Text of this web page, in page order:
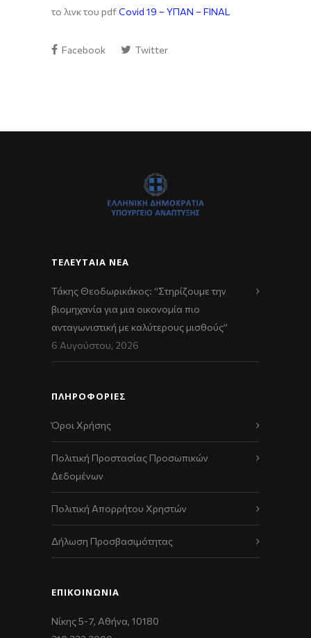
το λινκ του pdfCovid 19 – ΥΠΑΝ – FINAL
Facebook Twitter
ΤΕΛΕΥΤΑΊΑ ΝΈΑ
Τάκης Θεοδωρικάκος: “Στηρίζουμε την
βιομηχανία για μια οικονομία πιο
ανταγωνιστική με καλύτερους μισθούς”
6 Αυγούστου, 2026
ΠΛΗΡΟΦΟΡΙΕΣ
Όροι Χρήσης
Πολιτική Προστασίας Προσωπικών
Δεδομένων
Πολιτική Απορρήτου Χρηστών
Δήλωση Προσβασιμότητας
ΕΠΙΚΟΙΝΩΝΊΑ
Νίκης 5-7, Αθήνα, 10180